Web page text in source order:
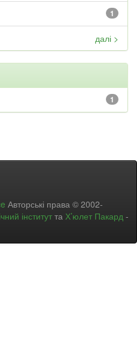
1
далі >
1
Авторські права © 2002-
інститут та Х’юлет Пакард -